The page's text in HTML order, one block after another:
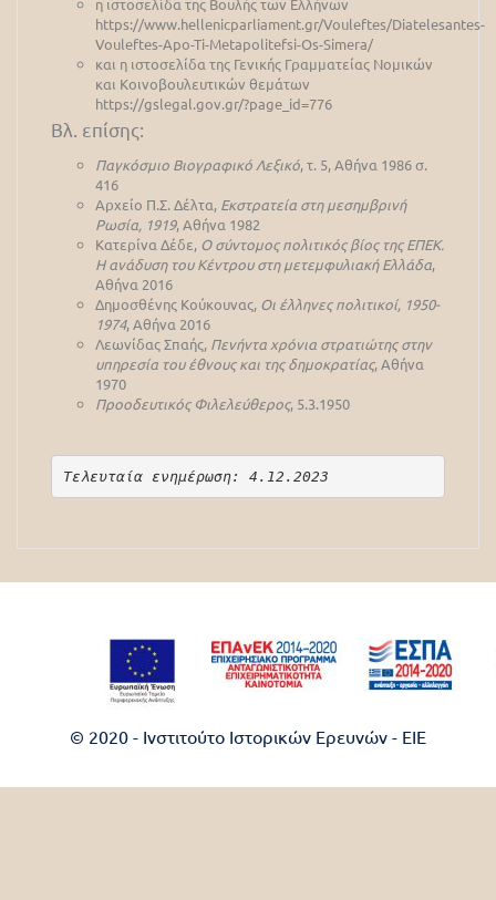
η ιστοσελίδα της Βουλής των Ελλήνων
https://www.hellenicparliament.gr/Vouleftes/Diatelesantes-
Vouleftes-Apo-Ti-Metapolitefsi-Os-Simera/
και η ιστοσελίδα της Γενικής Γραμματείας Νομικών
και Κοινοβουλευτικών θεμάτων
https://gslegal.gov.gr/?page_id=776
Βλ. επίσης:
Παγκόσμιο Βιογραφικό Λεξικό, τ. 5, Αθήνα 1986 σ.
416
Αρχείο Π.Σ. Δέλτα, Εκστρατεία στη μεσημβρινή
Ρωσία, 1919, Αθήνα 1982
Κατερίνα Δέδε, Ο σύντομος πολιτικός βίος της ΕΠΕΚ.
Η ανάδυση του Κέντρου στη μετεμφυλιακή Ελλάδα,
Αθήνα 2016
Δημοσθένης Κούκουνας, Οι έλληνες πολιτικοί, 1950-
1974, Αθήνα 2016
Λεωνίδας Σπαής, Πενήντα χρόνια στρατιώτης στην
υπηρεσία του έθνους και της δημοκρατίας, Αθήνα
1970
Προοδευτικός Φιλελεύθερος, 5.3.1950
Τελευταία ενημέρωση: 4.12.2023
© 2020 - Ινστιτούτο Ιστορικών Ερευνών - EIE